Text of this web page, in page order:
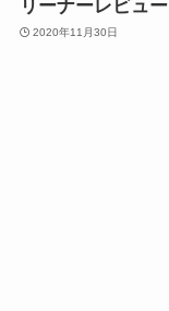
リーナーレビュー
2020年11月30日